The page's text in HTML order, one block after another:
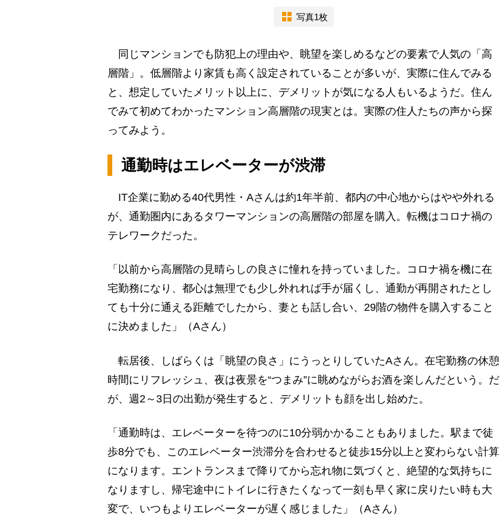
写真1枚
同じマンションでも防犯上の理由や、眺望を楽しめるなどの要素で人気の「高
層階」。低層階より家賃も高く設定されていることが多いが、実際に住んでみる
と、想定していたメリット以上に、デメリットが気になる人もいるようだ。住ん
でみて初めてわかったマンション高層階の現実とは。実際の住人たちの声から探
ってみよう。
通勤時はエレベーターが渋滞
IT企業に勤める40代男性・Aさんは約1年半前、都内の中心地からはやや外れる
が、通勤圏内にあるタワーマンションの高層階の部屋を購入。転機はコロナ禍の
テレワークだった。
「以前から高層階の見晴らしの良さに憧れを持っていました。コロナ禍を機に在
宅勤務になり、都心は無理でも少し外れれば手が届くし、通勤が再開されたとし
ても十分に通える距離でしたから、妻とも話し合い、29階の物件を購入すること
に決めました」（Aさん）
転居後、しばらくは「眺望の良さ」にうっとりしていたAさん。在宅勤務の休憩
時間にリフレッシュ、夜は夜景を“つまみ”に眺めながらお酒を楽しんだという。だ
が、週2～3日の出勤が発生すると、デメリットも顔を出し始めた。
「通勤時は、エレベーターを待つのに10分弱かかることもありました。駅まで徒
歩8分でも、このエレベーター渋滞分を合わせると徒歩15分以上と変わらない計算
になります。エントランスまで降りてから忘れ物に気づくと、絶望的な気持ちに
なりますし、帰宅途中にトイレに行きたくなって一刻も早く家に戻りたい時も大
変で、いつもよりエレベーターが遅く感じました」（Aさん）